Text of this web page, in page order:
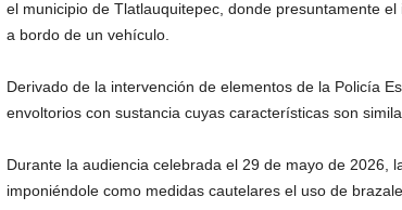
el municipio de Tlatlauquitepec, donde presuntamente
a bordo de un vehículo.
Derivado de la intervención de elementos de la Policía
envoltorios con sustancia cuyas características son
Durante la audiencia celebrada el 29 de mayo de 2026,
imponiéndole como medidas cautelares el uso de